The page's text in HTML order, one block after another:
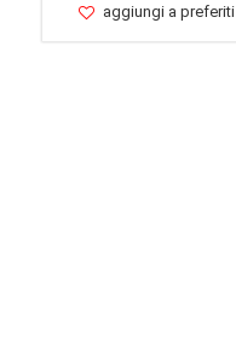
aggiungi a preferiti